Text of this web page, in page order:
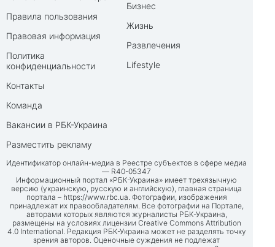
Правила пользования
Правовая информация
Политика
конфиденциальности
Контакты
Команда
Вакансии в РБК-Украина
Разместить рекламу
Бизнес
Жизнь
Развлечения
Lifestyle
Идентификатор онлайн-медиа в Реестре субъектов в сфере медиа
— R40-05347
Информационный портал «РБК-Украина» имеет трехязычную
версию (украинскую, русскую и английскую), главная страница
портала – https://www.rbc.ua. Фотографии, изображения
принадлежат их правообладателям. Все фотографии на Портале,
авторами которых являются журналисты РБК-Украина,
размещены на условиях лицензии Creative Commons Attribution
4.0 International. Редакция РБК-Украина может не разделять точку
зрения авторов. Оценочные суждения не подлежат